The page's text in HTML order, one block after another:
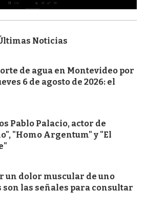
Noticias
de agua en Montevideo por
6 de agosto de 2026: el
Pablo Palacio, actor de
"Homo Argentum" y "El
un dolor muscular de uno
las señales para consultar